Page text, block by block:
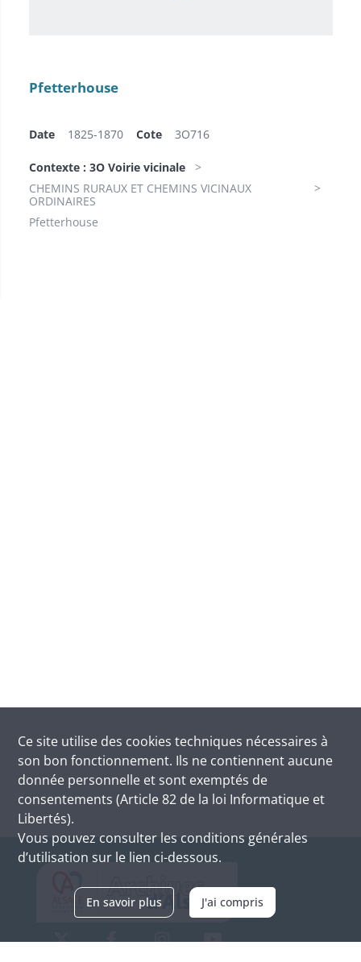
Pfetterhouse
Date 1825-1870 Cote 3O716
Contexte : 3O Voirie vicinale
CHEMINS RURAUX ET CHEMINS VICINAUX
ORDINAIRES
Pfetterhouse
Ce site utilise des cookies techniques nécessaires à
son bon fonctionnement. Ils ne contiennent aucune
donnée personnelle et sont exemptés de
consentements (Article 82 de la loi Informatique et
Libertés).
Vous pouvez consulter les conditions générales
d’utilisation sur le lien ci-dessous.
En savoir plus J'ai compris